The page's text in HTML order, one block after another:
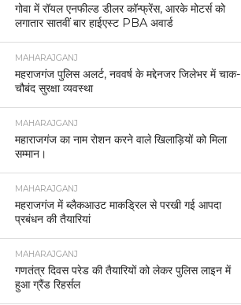
गोवा में रॉयल एनफील्ड डीलर कॉन्फ्रेंस, आरके मोटर्स को
लगातार सातवीं बार हाईएस्ट PBA अवार्ड
MAHARAJGANJ
महराजगंज पुलिस अलर्ट, नववर्ष के मद्देनजर जिलेभर में चाक-
चौबंद सुरक्षा व्यवस्था
MAHARAJGANJ
महाराजगंज का नाम रोशन करने वाले खिलाड़ियों को मिला
सम्मान।
MAHARAJGANJ
महराजगंज में ब्लैकआउट माकड्रिल से परखी गई आपदा
प्रबंधन की तैयारियां
MAHARAJGANJ
गणतंत्र दिवस परेड की तैयारियों को लेकर पुलिस लाइन में
हुआ ग्रैंड रिहर्सल